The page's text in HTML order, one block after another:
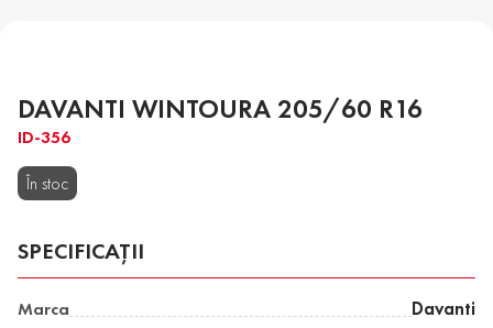
DAVANTI WINTOURA 205/60 R16
ID-356
În stoc
SPECIFICAȚII
Marca
Davanti